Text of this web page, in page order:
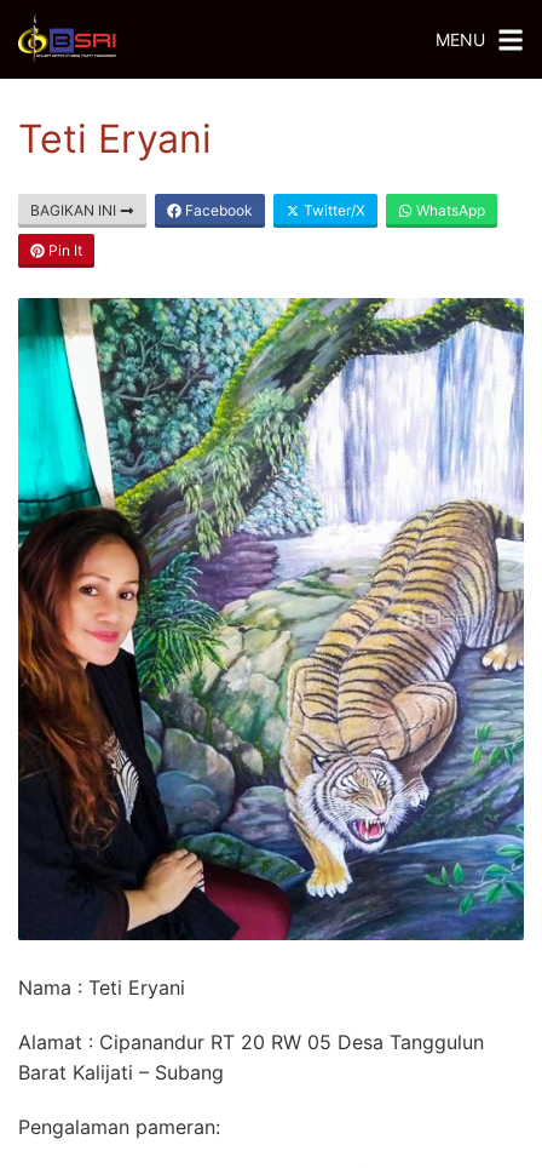
MENU
Teti Eryani
BAGIKAN INI Facebook Twitter/X WhatsApp
Pin It
Nama : Teti Eryani
Alamat : Cipanandur RT 20 RW 05 Desa Tanggulun
Barat Kalijati – Subang
Pengalaman pameran: